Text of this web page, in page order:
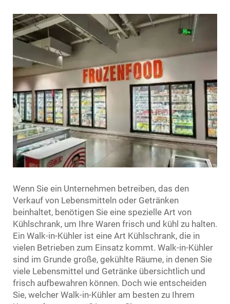
Wenn Sie ein Unternehmen betreiben, das den
Verkauf von Lebensmitteln oder Getränken
beinhaltet, benötigen Sie eine spezielle Art von
Kühlschrank, um Ihre Waren frisch und kühl zu halten.
Ein Walk-in-Kühler ist eine Art Kühlschrank, die in
vielen Betrieben zum Einsatz kommt. Walk-in-Kühler
sind im Grunde große, gekühlte Räume, in denen Sie
viele Lebensmittel und Getränke übersichtlich und
frisch aufbewahren können. Doch wie entscheiden
Sie, welcher Walk-in-Kühler am besten zu Ihrem